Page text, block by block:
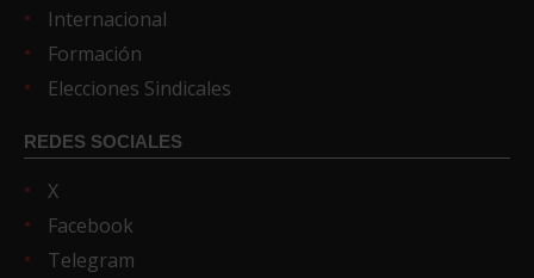
Internacional
Formación
Elecciones Sindicales
REDES SOCIALES
X
Facebook
Telegram